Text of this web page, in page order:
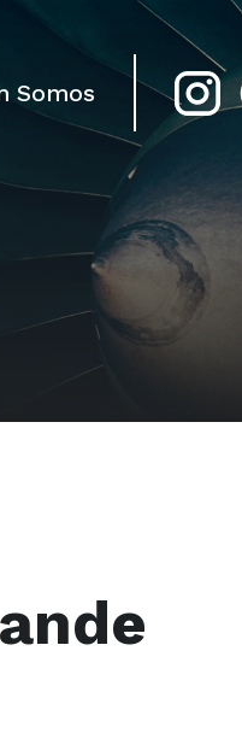
Somos